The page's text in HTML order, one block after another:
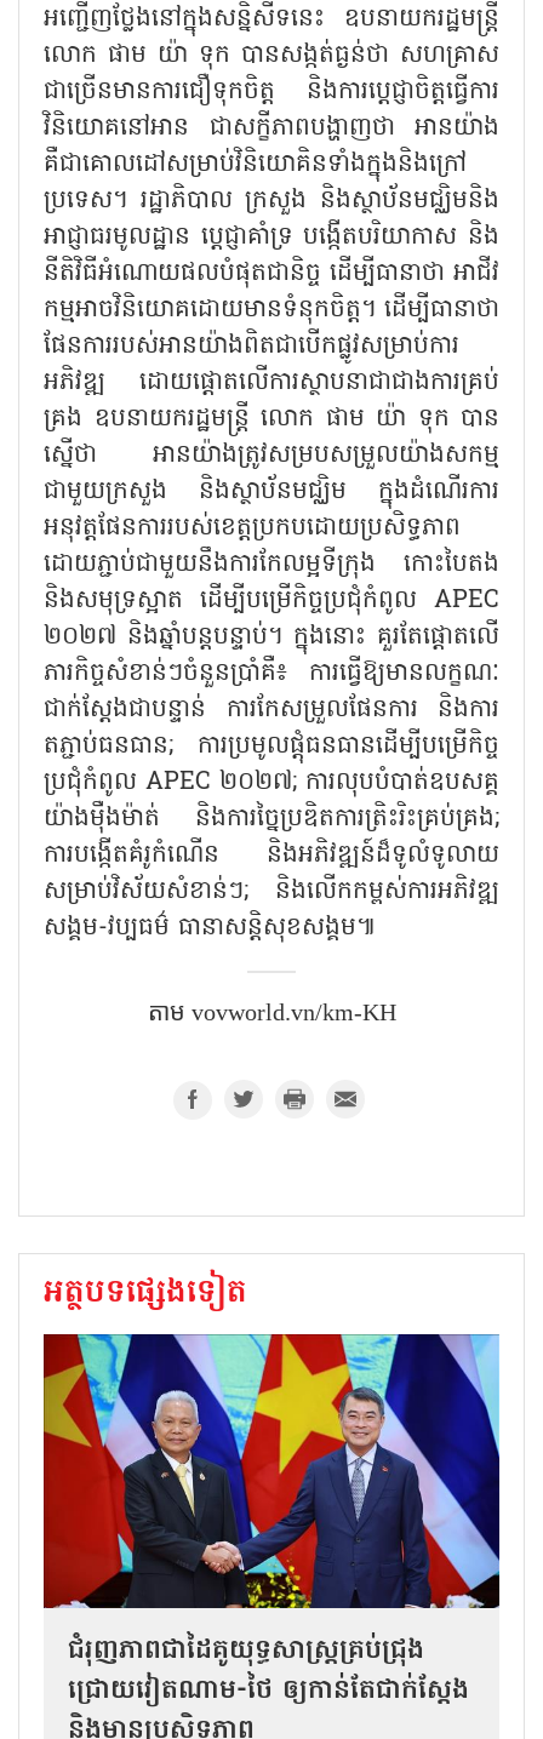
អញ្ជើញថ្លែងនៅក្នុងសន្និសីទនេះ ឧបនាយករដ្ឋមន្ត្រី
លោក ផាម យ៉ា ទុក បានសង្កត់ធ្ងន់ថា សហគ្រាស
ជាច្រើនមានការជឿទុកចិត្ត និងការប្តេជ្ញាចិត្តធ្វើការ
វិនិយោគនៅអាន ជាសក្ខីភាពបង្ហាញថា អានយ៉ាង
គឺជាគោលដៅសម្រាប់វិនិយោគិនទាំងក្នុងនិងក្រៅ
ប្រទេស។ រដ្ឋាភិបាល ក្រសួង និងស្ថាប័នមជ្ឈិមនិង
អាជ្ញាធរមូលដ្ឋាន ប្តេជ្ញាគាំទ្រ បង្កើតបរិយាកាស និង
នីតិវិធីអំណោយផលបំផុតជានិច្ច ដើម្បីធានាថា អាជីវ
កម្មអាចវិនិយោគដោយមានទំនុកចិត្ត។ ដើម្បីធានាថា
ផែនការរបស់អានយ៉ាងពិតជាបើកផ្លូវសម្រាប់ការ
អភិវឌ្ឍ ដោយផ្តោតលើការស្ថាបនាជាជាងការគ្រប់
គ្រង ឧបនាយករដ្ឋមន្ត្រី លោក ផាម យ៉ា ទុក បាន
ស្នើថា អានយ៉ាងត្រូវសម្របសម្រួលយ៉ាងសកម្ម
ជាមួយក្រសួង និងស្ថាប័នមជ្ឈិម ក្នុងដំណើរការ
អនុវត្តផែនការរបស់ខេត្តប្រកបដោយប្រសិទ្ធភាព
ដោយភ្ជាប់ជាមួយនឹងការកែលម្អទីក្រុង កោះបៃតង
និងសមុទ្រស្អាត ដើម្បីបម្រើកិច្ចប្រជុំកំពូល APEC
២០២៧ និងឆ្នាំបន្តបន្ទាប់។ ក្នុងនោះ គួរតែផ្តោតលើ
ភារកិច្ចសំខាន់ៗចំនួនប្រាំគឺ៖ ការធ្វើឱ្យមានលក្ខណៈ
ជាក់ស្តែងជាបន្ទាន់ ការកែសម្រួលផែនការ និងការ
តភ្ជាប់ធនធាន; ការប្រមូលផ្តុំធនធានដើម្បីបម្រើកិច្ច
ប្រជុំកំពូល APEC ២០២៧; ការលុបបំបាត់ឧបសគ្គ
យ៉ាងម៉ឺងម៉ាត់ និងការច្នៃប្រឌិតការត្រិះរិះគ្រប់គ្រង;
ការបង្កើតគំរូកំណើន និងអភិវឌ្ឍន៍ដ៏ទូលំទូលាយ
សម្រាប់វិស័យសំខាន់ៗ; និងលើកកម្ពស់ការអភិវឌ្ឍ
សង្គម-វប្បធម៌ ធានាសន្តិសុខសង្គម៕
តាម​ vovworld.vn/km-KH
អត្ថបទផ្សេងទៀត
ជំរុញភាពជាដៃគូយុទ្ធសាស្ត្រគ្រប់ជ្រុង
ជ្រោយវៀតណាម-ថៃ ឲ្យកាន់តែជាក់ស្ដែង